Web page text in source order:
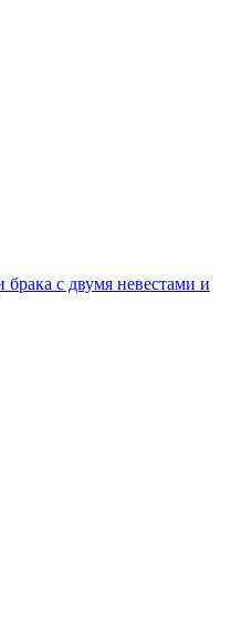
с двумя невестами и